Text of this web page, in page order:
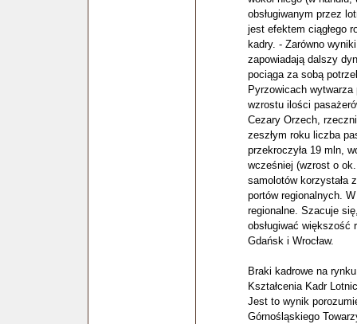
obsługiwanym przez
jest efektem ciągłego
kadry. - Zarówno
zapowiadają dalszy
pociąga za sobą
Pyrzowicach
wzrostu ilości
Cezary Orzech,
zeszłym roku liczba
przekroczyła 19 mln,
wcześniej (wzrost o
samolotów korzystała
portów regionalnych.
regionalne. Szacuje
obsługiwać większość
Gdańsk i Wrocław.
Braki kadrowe na
Kształcenia Kadr
Jest to wynik
Górnośląskiego